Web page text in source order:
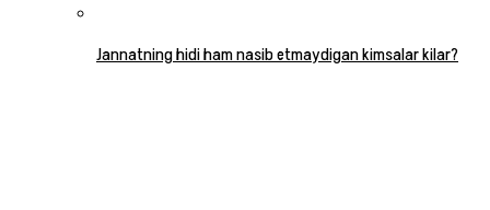
Jannatning hidi ham nasib etmaydigan kimsalar kilar?